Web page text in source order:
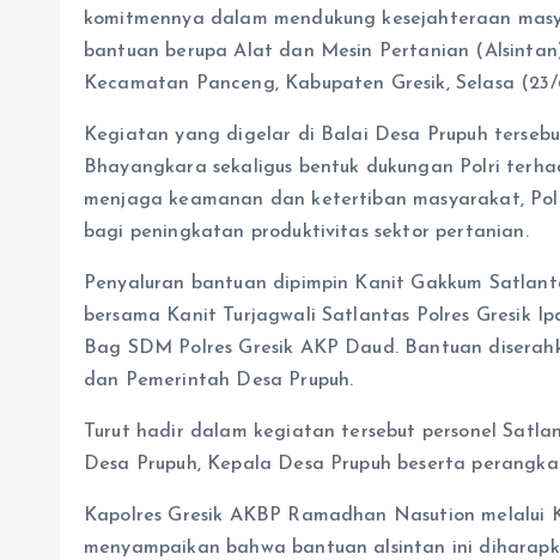
komitmennya dalam mendukung kesejahteraan
bantuan berupa Alat dan Mesin Pertanian
Kecamatan Panceng, Kabupaten Gresik, Selasa
Kegiatan yang digelar di Balai Desa Prupuh
Bhayangkara sekaligus bentuk dukungan Polri
menjaga keamanan dan ketertiban masyarakat,
bagi peningkatan produktivitas sektor pertanian.
Penyaluran bantuan dipimpin Kanit Gakkum
bersama Kanit Turjagwali Satlantas Polres Gresik
Bag SDM Polres Gresik AKP Daud. Bantuan
dan Pemerintah Desa Prupuh.
Turut hadir dalam kegiatan tersebut personel
Desa Prupuh, Kepala Desa Prupuh beserta
Kapolres Gresik AKBP Ramadhan Nasution
menyampaikan bahwa bantuan alsintan ini